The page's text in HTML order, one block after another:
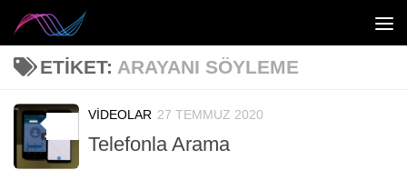
Skip to content
ETIKET: ARAYANI SÖYLEME
VIDEOLAR 27 TEMMUZ 2020
Telefonla Arama